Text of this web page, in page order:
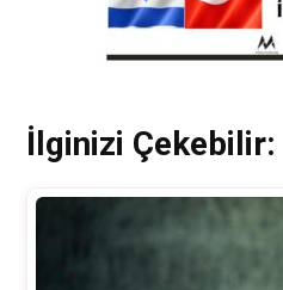
İlginizi Çekebilir: